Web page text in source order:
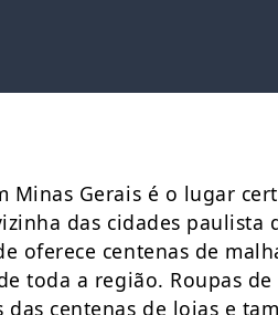
Minas Gerais é o lugar
das cidades paulista
oferece centenas de
toda a região. Roupas
centenas de lojas e